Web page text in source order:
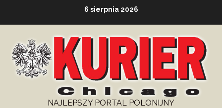
6 sierpnia 2026
NAJLEPSZY PORTAL POLONIJNY